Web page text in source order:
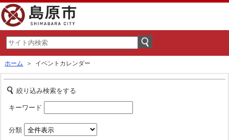
ホーム ＞ イベントカレンダー
絞り込み検索をする
キーワード
分類